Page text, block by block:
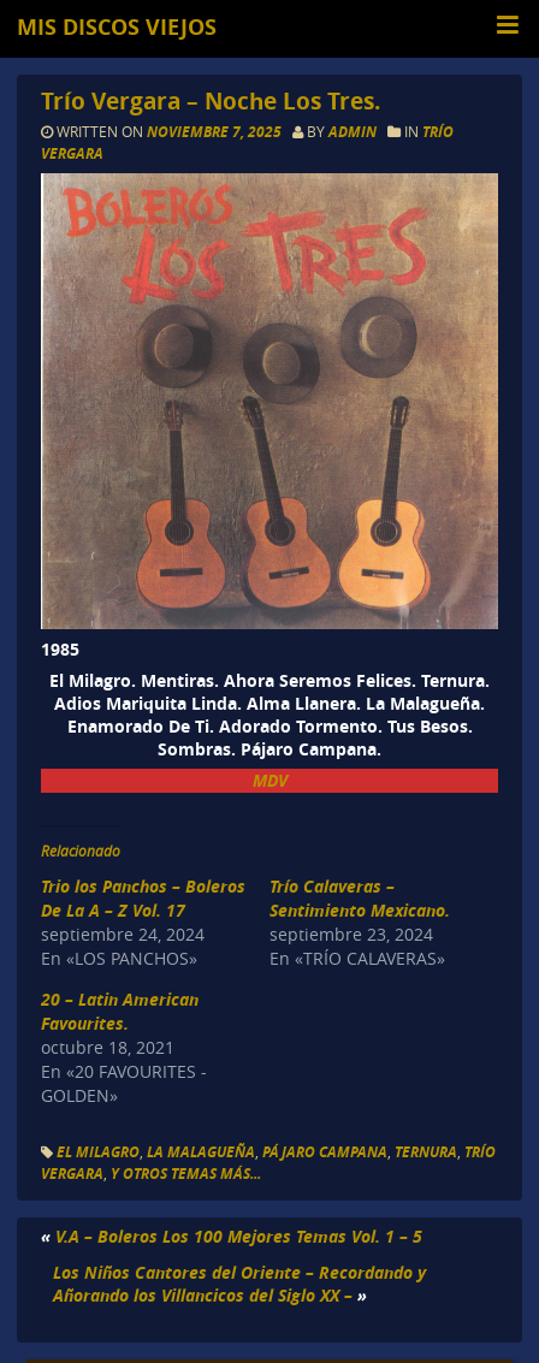
MIS DISCOS VIEJOS
Trío Vergara – Noche Los Tres.
WRITTEN ON NOVIEMBRE 7, 2025 BYADMIN IN TRÍO
VERGARA
1985
El Milagro. Mentiras. Ahora Seremos Felices. Ternura.
Adios Mariquita Linda. Alma Llanera. La Malagueña.
Enamorado De Ti. Adorado Tormento. Tus Besos.
Sombras. Pájaro Campana.
MDV
Relacionado
Trio los Panchos – Boleros
De La A – Z Vol. 17
septiembre 24, 2024
En «LOS PANCHOS»
Trío Calaveras –
Sentimiento Mexicano.
septiembre 23, 2024
En «TRÍO CALAVERAS»
20 – Latin American
Favourites.
octubre 18, 2021
En «20 FAVOURITES -
GOLDEN»
EL MILAGRO, LA MALAGUEÑA, PÁJARO CAMPANA, TERNURA, TRÍO
VERGARA, Y OTROS TEMAS MÁS...
« V.A – Boleros Los 100 Mejores Temas Vol. 1 – 5
Los Niños Cantores del Oriente – Recordando y
Añorando los Villancicos del Siglo XX – »